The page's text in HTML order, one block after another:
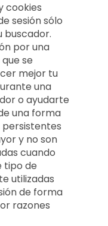
cookies
sesión sólo
buscador.
por una
se
mejor tu
una
o ayudarte
una forma
persistentes
y no son
cuando
tipo de
utilizadas
de forma
razones